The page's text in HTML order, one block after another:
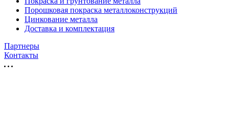
Порошковая покраска металлоконструкций
Цинкование металла
Доставка и комплектация
Партнеры
Контакты